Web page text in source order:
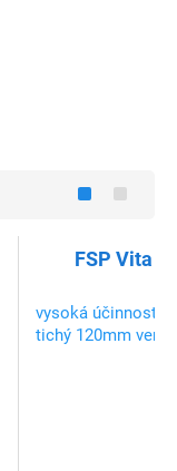
FSP Vita
vysoká účinnosť v
tichý 120mm